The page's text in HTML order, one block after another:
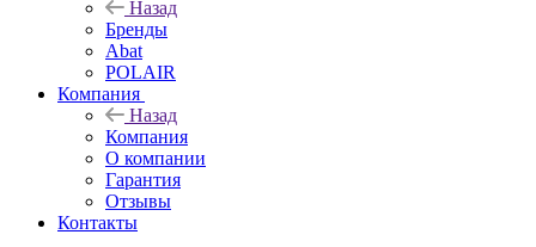
Назад
Бренды
Abat
POLAIR
Компания
Назад
Компания
О компании
Гарантия
Отзывы
Контакты